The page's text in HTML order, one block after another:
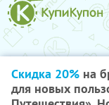
Скидка 20% на
для новых